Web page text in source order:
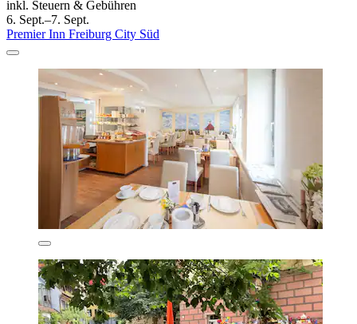
inkl. Steuern & Gebühren
6. Sept.–7. Sept.
Premier Inn Freiburg City Süd